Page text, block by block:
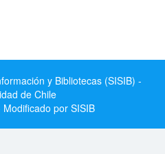
y Bibliotecas (SISIB) -
de Chile
por SISIB